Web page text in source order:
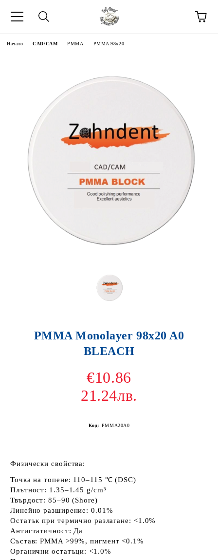
Начало CAD/CAM PMMA PMMA 98x20
PMMA Monolayer 98x20 A0
BLEACH
€10.86
21.24лв.
Код: PMMA20A0
Физически свойства:
Точка на топене: 110–115 ℃ (DSC)
Плътност: 1.35–1.45 g/cm³
Твърдост: 85–90 (Shore)
Линейно разширение: 0.01%
Остатък при термично разлагане: <1.0%
Антистатичност: Да
Състав: PMMA >99%, пигмент <0.1%
Органични остатъци: <1.0%